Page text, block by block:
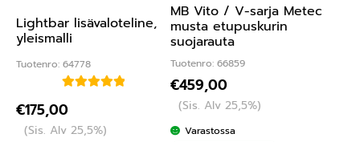
Lightbar lisävaloteline,
yleismalli
Tuotenro: 64778
5.00/ 5
€175,00
(Sis. Alv 25,5%)
MB Vito / V-sarja Metec
musta etupuskurin
suojarauta
Tuotenro: 66859
€459,00
(Sis. Alv 25,5%)
Varastossa